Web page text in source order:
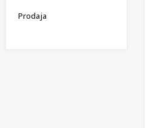
Prodaja